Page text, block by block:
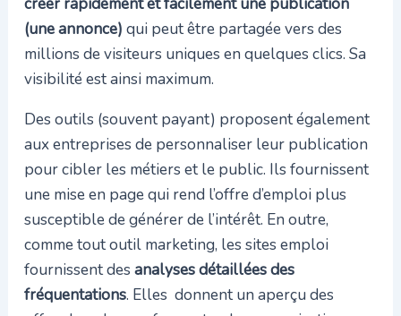
(une annonce) qui peut être partagée vers des
millions de visiteurs uniques en quelques clics. Sa
visibilité est ainsi maximum.
Des outils (souvent payant) proposent également
aux entreprises de personnaliser leur publication
pour cibler les métiers et le public. Ils fournissent
une mise en page qui rend l’offre d’emploi plus
susceptible de générer de l’intérêt. En outre,
comme tout outil marketing, les sites emploi
fournissent des analyses détaillées des
fréquentations. Elles donnent un aperçu des